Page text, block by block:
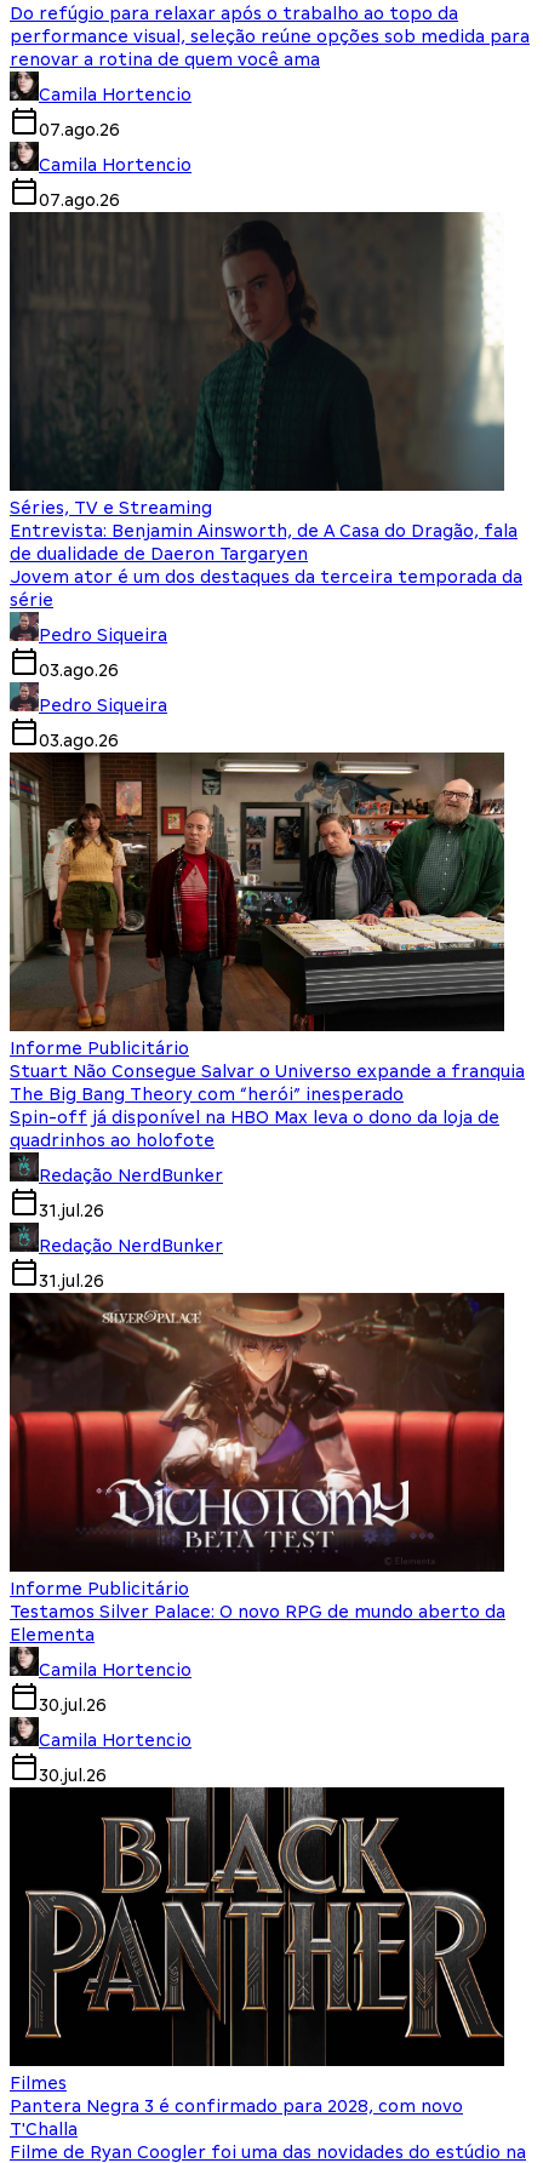
Do refúgio para relaxar após o trabalho ao topo da
performance visual, seleção reúne opções sob medida para
renovar a rotina de quem você ama
Camila Hortencio
07.ago.26
Camila Hortencio
07.ago.26
Séries, TV e Streaming
Entrevista: Benjamin Ainsworth, de A Casa do Dragão, fala
de dualidade de Daeron Targaryen
Jovem ator é um dos destaques da terceira temporada da
série
Pedro Siqueira
03.ago.26
Pedro Siqueira
03.ago.26
Informe Publicitário
Stuart Não Consegue Salvar o Universo expande a franquia
The Big Bang Theory com “herói” inesperado
Spin-off já disponível na HBO Max leva o dono da loja de
quadrinhos ao holofote
Redação NerdBunker
31.jul.26
Redação NerdBunker
31.jul.26
Informe Publicitário
Testamos Silver Palace: O novo RPG de mundo aberto da
Elementa
Camila Hortencio
30.jul.26
Camila Hortencio
30.jul.26
Filmes
Pantera Negra 3 é confirmado para 2028, com novo
T'Challa
Filme de Ryan Coogler foi uma das novidades do estúdio na